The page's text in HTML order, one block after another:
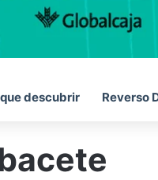
descubrir Reverso